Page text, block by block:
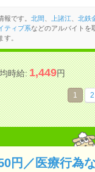
です。 北間 上諸江、 北鉄
ティブ系などのアルバイトを
。
時給:1,449円
1 2
円／医療行為